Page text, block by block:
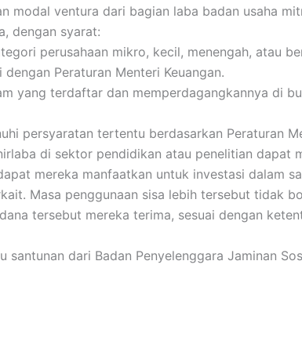
modal ventura dari bagian laba badan usaha
dengan syarat:
perusahaan mikro, kecil, menengah, atau
dengan Peraturan Menteri Keuangan.
yang terdaftar dan memperdagangkannya di
persyaratan tertentu berdasarkan Peraturan
di sektor pendidikan atau penelitian dapat
mereka manfaatkan untuk investasi dalam
Masa penggunaan sisa lebih tersebut tidak
tersebut mereka terima, sesuai dengan
santunan dari Badan Penyelenggara Jaminan